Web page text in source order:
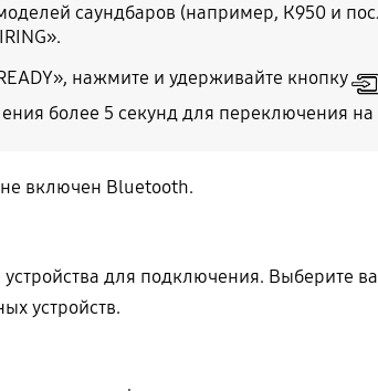
саундбаров (например, К950 и
нажмите и удерживайте кнопку
более 5 секунд для переключения на
включен Bluetooth.
устройства для подключения. Выберите
устройств.